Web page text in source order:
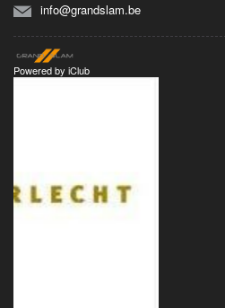
info@grandslam.be
Powered by iClub